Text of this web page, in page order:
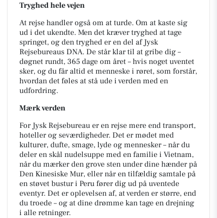
Tryghed hele vejen
At rejse handler også om at turde. Om at kaste sig
ud i det ukendte. Men det kræver tryghed at tage
springet, og den tryghed er en del af Jysk
Rejsebureaus DNA. De står klar til at gribe dig –
døgnet rundt, 365 dage om året – hvis noget uventet
sker, og du får altid et menneske i røret, som forstår,
hvordan det føles at stå ude i verden med en
udfordring.
Mærk verden
For Jysk Rejsebureau er en rejse mere end transport,
hoteller og seværdigheder. Det er mødet med
kulturer, dufte, smage, lyde og mennesker – når du
deler en skål nudelsuppe med en familie i Vietnam,
når du mærker den grove sten under dine hænder på
Den Kinesiske Mur, eller når en tilfældig samtale på
en støvet bustur i Peru fører dig ud på uventede
eventyr. Det er oplevelsen af, at verden er større, end
du troede – og at dine drømme kan tage en drejning
i alle retninger.